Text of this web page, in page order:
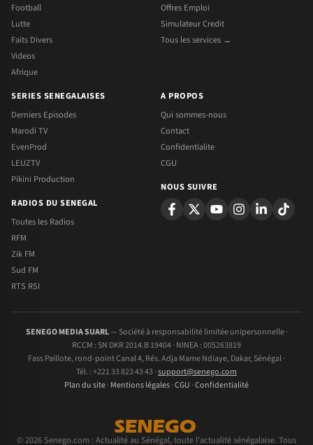
Football
Lutte
Faits Divers
Videos
Afrique
Offres Emploi
Simulateur Credit
Tous les services →
SERIES SENEGALAISES
Derniers Episodes
Marodi TV
EvenProd
LEUZTV
Pikini Production
RADIOS DU SENEGAL
Toutes les Radios
RFM
Zik FM
Sud FM
RTS RSI
A PROPOS
Qui sommes-nous
Contact
Confidentialite
CGU
NOUS SUIVRE
SENEGO MEDIA SUARL— Société à responsabilité limitée unipersonnelle ·
RCCM : SN DKR 2014.B 19404 · NINEA : 005263819
Fass Paillote, rond-point Canal 4, Rés. Adja Mame Ndiaye, Dakar, Sénégal ·
Tél. : +221 33 823 43 43 ·support@senego.com
Plan du site· Mentions légales·CGU ·Confidentialité
© 2026 Senego.com : Actualité au Sénégal, toute l'actualité sénégalaise. Tous